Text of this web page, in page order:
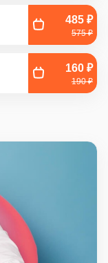
485 ₽
575 ₽
160 ₽
190 ₽